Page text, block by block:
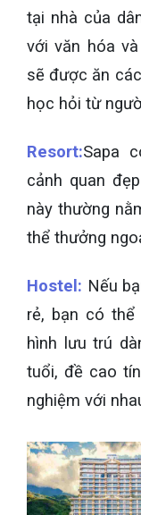
tại nhà của
với văn hóa
sẽ được ăn
học hỏi từ
Resort:Sapa
cảnh quan
này thường
thể thưởng
Hostel: Nếu
rẻ, bạn có
hình lưu trú
tuổi, đề cao
nghiệm với